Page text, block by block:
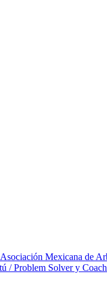
Mexicana de
/ Problem Solver y